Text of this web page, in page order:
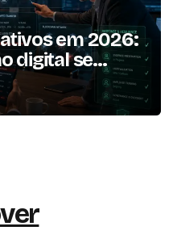
em 2026:
digital se
da